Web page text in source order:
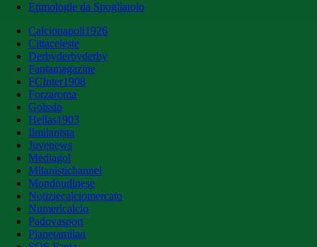
Etimologie da Spogliatoio
Calcionapoli1926
Cittaceleste
Derbyderbyderby
Fantamagazine
FCInter1908
Forzaroma
Golssip
Hellas1903
Ilmilanista
Juvenews
Mediagol
Milanistichannel
Mondoudinese
Notiziecalciomercato
Numericalcio
Padovasport
Pianetamilan